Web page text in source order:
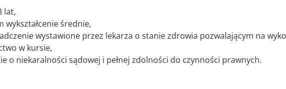
lat,
wykształcenie średnie,
wystawione przez lekarza o stanie zdrowia pozwalającym na
w kursie,
o niekaralności sądowej i pełnej zdolności do czynności prawnych.